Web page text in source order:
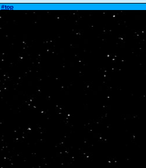
#top